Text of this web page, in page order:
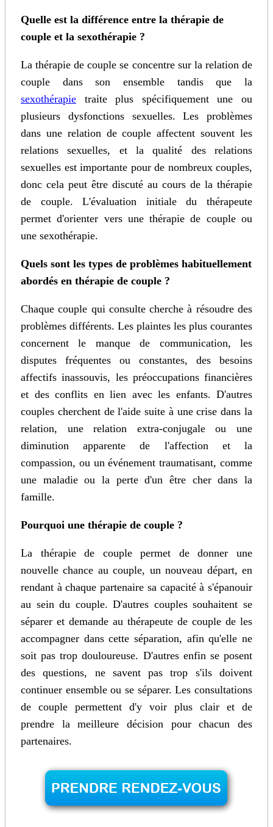
Quelle est la différence entre la thérapie de
couple et la sexothérapie ?
La thérapie de couple se concentre sur la relation de
couple dans son ensemble tandis que la
sexothérapie traite plus spécifiquement une ou
plusieurs dysfonctions sexuelles. Les problèmes
dans une relation de couple affectent souvent les
relations sexuelles, et la qualité des relations
sexuelles est importante pour de nombreux couples,
donc cela peut être discuté au cours de la thérapie
de couple. L'évaluation initiale du thérapeute
permet d'orienter vers une thérapie de couple ou
une sexothérapie.
Quels sont les types de problèmes habituellement
abordés en thérapie de couple ?
Chaque couple qui consulte cherche à résoudre des
problèmes différents. Les plaintes les plus courantes
concernent le manque de communication, les
disputes fréquentes ou constantes, des besoins
affectifs inassouvis, les préoccupations financières
et des conflits en lien avec les enfants. D'autres
couples cherchent de l'aide suite à une crise dans la
relation, une relation extra-conjugale ou une
diminution apparente de l'affection et la
compassion, ou un événement traumatisant, comme
une maladie ou la perte d'un être cher dans la
famille.
Pourquoi une thérapie de couple ?
La thérapie de couple permet de donner une
nouvelle chance au couple, un nouveau départ, en
rendant à chaque partenaire sa capacité à s'épanouir
au sein du couple. D'autres couples souhaitent se
séparer et demande au thérapeute de couple de les
accompagner dans cette séparation, afin qu'elle ne
soit pas trop douloureuse. D'autres enfin se posent
des questions, ne savent pas trop s'ils doivent
continuer ensemble ou se séparer. Les consultations
de couple permettent d'y voir plus clair et de
prendre la meilleure décision pour chacun des
partenaires.